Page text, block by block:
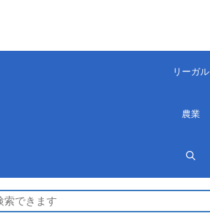
リーガル
農業